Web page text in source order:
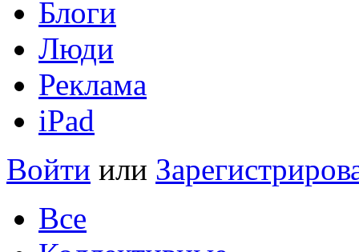
Блоги
Люди
Реклама
iPad
Войти или
Все